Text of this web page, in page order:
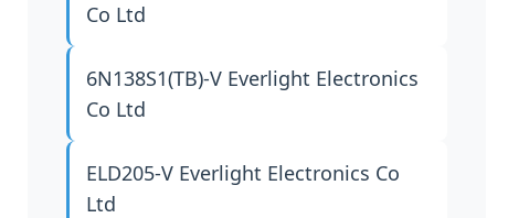
Co Ltd
6N138S1(TB)-V Everlight Electronics
Co Ltd
ELD205-V Everlight Electronics Co
Ltd